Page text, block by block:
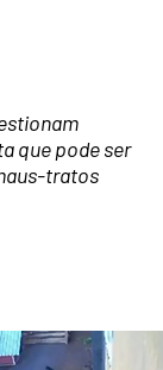
que pode ser
tratos